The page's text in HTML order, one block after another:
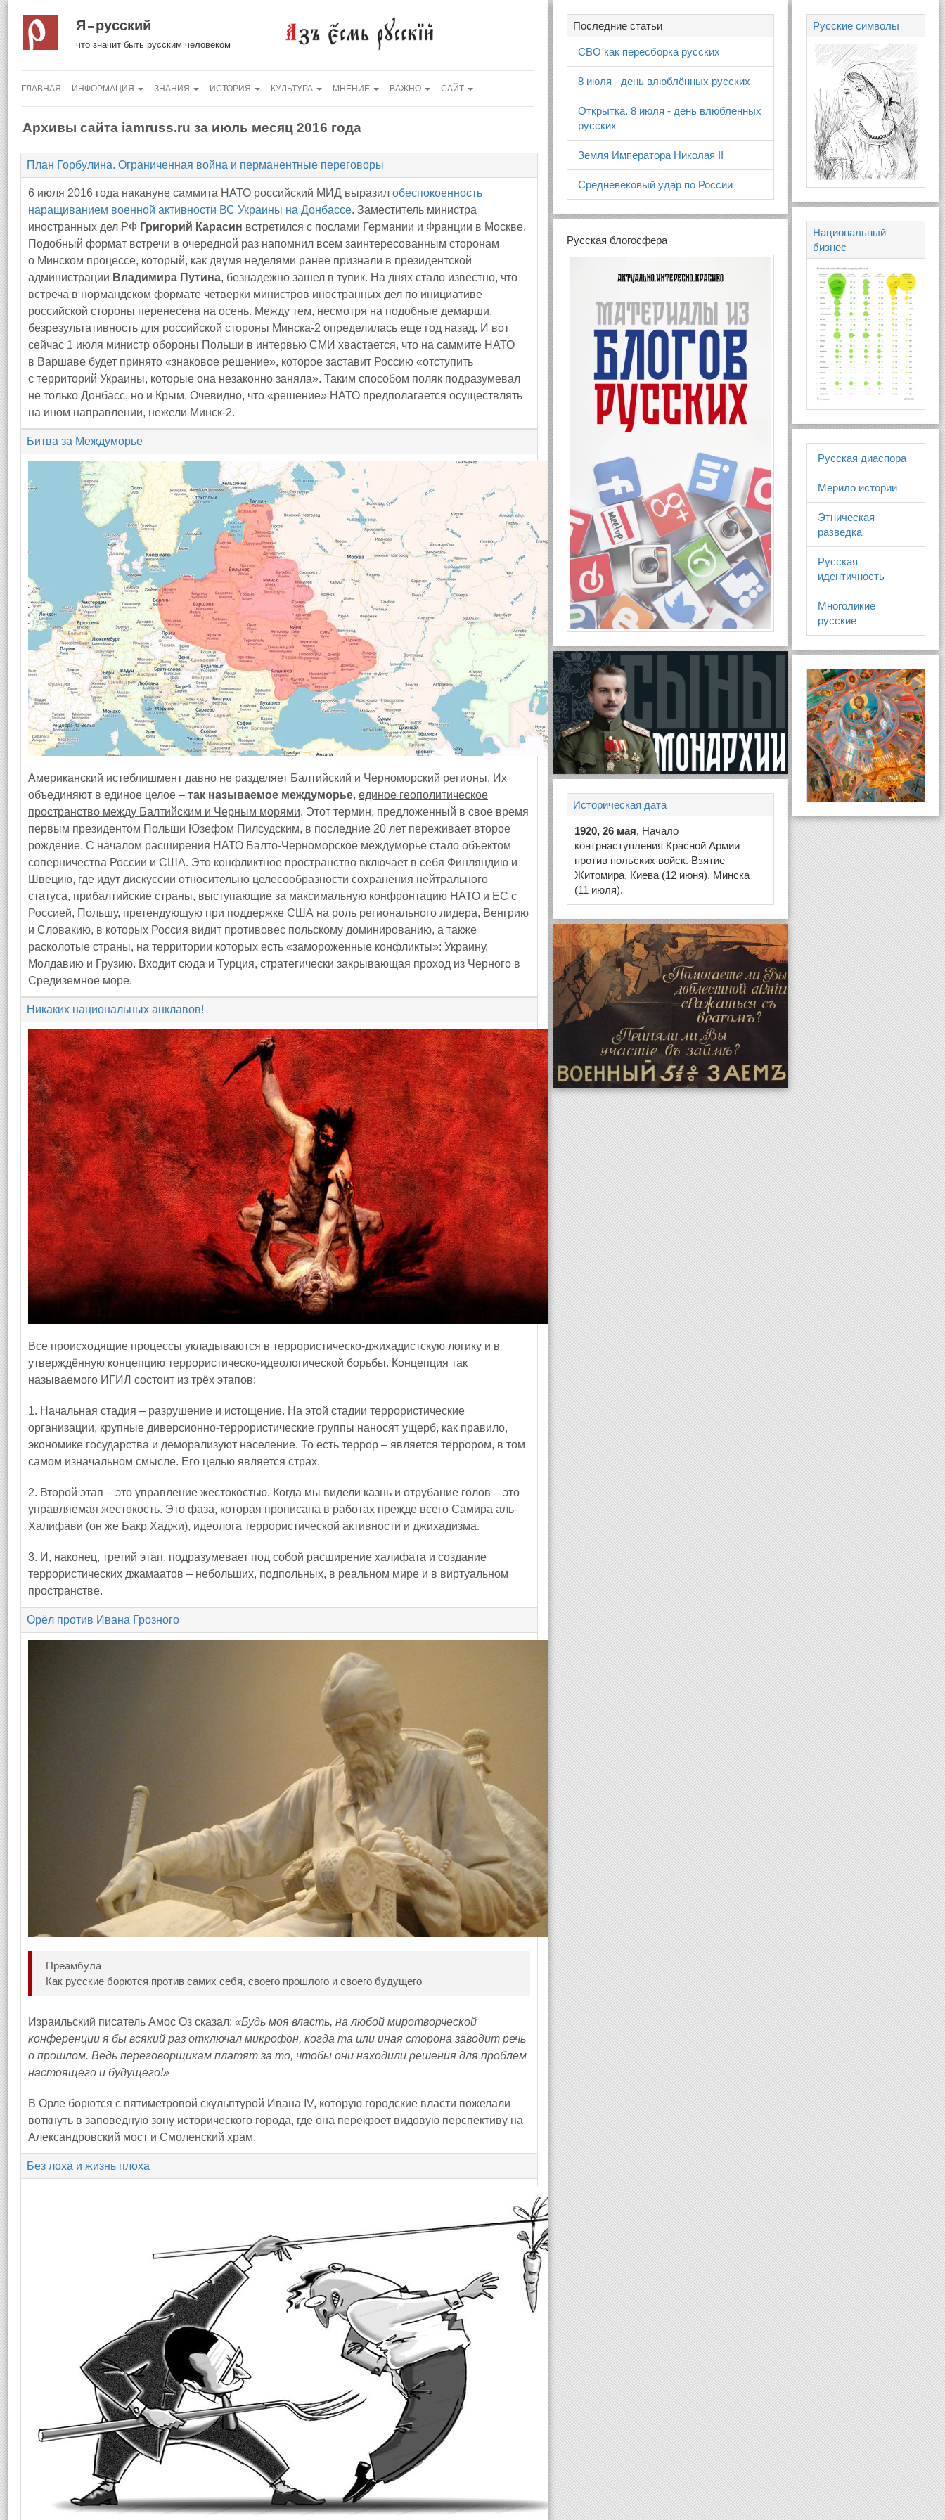
Я русский
что значит быть русским человеком
ГЛАВНАЯ ИНФОРМАЦИЯ ЗНАНИЯ ИСТОРИЯ КУЛЬТУРА МНЕНИЕ ВАЖНО САЙТ
Архивы сайта iamruss.ru за июль месяц 2016 года
План Горбулина. Ограниченная война и перманентные переговоры
6 июля 2016 года накануне саммита НАТО российский МИД выразил обеспокоенность
наращиванием военной активности ВС Украины на Донбассе. Заместитель министра
иностранных дел РФ Григорий Карасин встретился с послами Германии и Франции в Москве.
Подобный формат встречи в очередной раз напомнил всем заинтересованным сторонам
о Минском процессе, который, как двумя неделями ранее признали в президентской
администрации Владимира Путина, безнадежно зашел в тупик. На днях стало известно, что
встреча в нормандском формате четверки министров иностранных дел по инициативе
российской стороны перенесена на осень. Между тем, несмотря на подобные демарши,
безрезультативность для российской стороны Минска-2 определилась еще год назад. И вот
сейчас 1 июля министр обороны Польши в интервью СМИ хвастается, что на саммите НАТО
в Варшаве будет принято «знаковое решение», которое заставит Россию «отступить
с территорий Украины, которые она незаконно заняла». Таким способом поляк подразумевал
не только Донбасс, но и Крым. Очевидно, что «решение» НАТО предполагается осуществлять
на ином направлении, нежели Минск-2.
Битва за Междуморье
Американский истеблишмент давно не разделяет Балтийский и Черноморский регионы. Их
объединяют в единое целое – так называемое междуморье, единое геополитическое
пространство между Балтийским и Черным морями. Этот термин, предложенный в свое время
первым президентом Польши Юзефом Пилсудским, в последние 20 лет переживает второе
рождение. С началом расширения НАТО Балто-Черноморское междуморье стало объектом
соперничества России и США. Это конфликтное пространство включает в себя Финляндию и
Швецию, где идут дискуссии относительно целесообразности сохранения нейтрального
статуса, прибалтийские страны, выступающие за максимальную конфронтацию НАТО и ЕС с
Россией, Польшу, претендующую при поддержке США на роль регионального лидера, Венгрию
и Словакию, в которых Россия видит противовес польскому доминированию, а также
расколотые страны, на территории которых есть «замороженные конфликты»: Украину,
Молдавию и Грузию. Входит сюда и Турция, стратегически закрывающая проход из Черного в
Средиземное море.
Никаких национальных анклавов!
Все происходящие процессы укладываются в террористическо-джихадистскую логику и в
утверждённую концепцию террористическо-идеологической борьбы. Концепция так
называемого ИГИЛ состоит из трёх этапов:
1. Начальная стадия – разрушение и истощение. На этой стадии террористические
организации, крупные диверсионно-террористические группы наносят ущерб, как правило,
экономике государства и деморализуют население. То есть террор – является террором, в том
самом изначальном смысле. Его целью является страх.
2. Второй этап – это управление жестокостью. Когда мы видели казнь и отрубание голов – это
управляемая жестокость. Это фаза, которая прописана в работах прежде всего Самира аль-
Халифави (он же Бакр Хаджи), идеолога террористической активности и джихадизма.
3. И, наконец, третий этап, подразумевает под собой расширение халифата и создание
террористических джамаатов – небольших, подпольных, в реальном мире и в виртуальном
пространстве.
Орёл против Ивана Грозного
Преамбула
Как русские борются против самих себя, своего прошлого и своего будущего
Израильский писатель Амос Оз сказал: «Будь моя власть, на любой миротворческой
конференции я бы всякий раз отключал микрофон, когда та или иная сторона заводит речь
о прошлом. Ведь переговорщикам платят за то, чтобы они находили решения для проблем
настоящего и будущего!»
В Орле борются с пятиметровой скульптурой Ивана IV, которую городские власти пожелали
воткнуть в заповедную зону исторического города, где она перекроет видовую перспективу на
Александровский мост и Смоленский храм.
Без лоха и жизнь плоха
Последние статьи
СВО как пересборка русских
8 июля - день влюблённых русских
Открытка. 8 июля - день влюблённых
русских
Земля Императора Николая II
Средневековый удар по России
Русская блогосфера
Историческая дата
1920, 26 мая, Начало
контрнаступления Красной Армии
против польских войск. Взятие
Житомира, Киева (12 июня), Минска
(11 июля).
Русские символы
Национальный
бизнес
Русская диаспора
Мерило истории
Этническая
разведка
Русская
идентичность
Многоликие
русские